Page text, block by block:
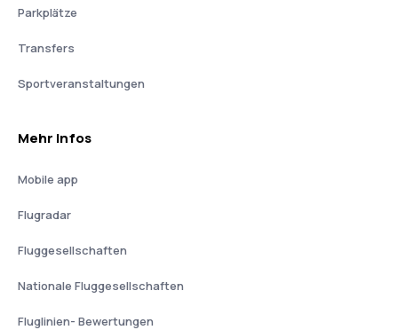
Parkplätze
Transfers
Sportveranstaltungen
Mehr Infos
Mobile app
Flugradar
Fluggesellschaften
Nationale Fluggesellschaften
Fluglinien- Bewertungen